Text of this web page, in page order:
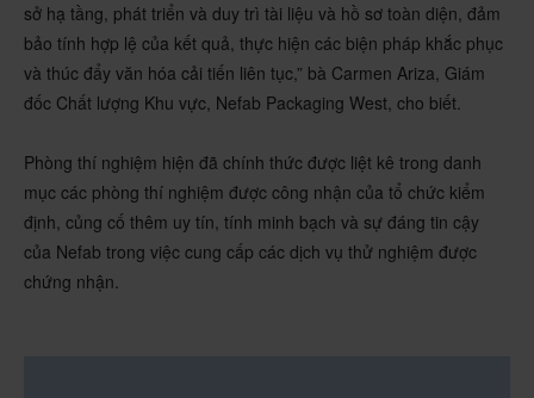
sở hạ tầng, phát triển và duy trì tài liệu và hồ sơ toàn diện, đảm
bảo tính hợp lệ của kết quả, thực hiện các biện pháp khắc phục
và thúc đẩy văn hóa cải tiến liên tục,” bà Carmen Ariza, Giám
đốc Chất lượng Khu vực, Nefab Packaging West, cho biết.
Phòng thí nghiệm hiện đã chính thức được liệt kê trong danh
mục các phòng thí nghiệm được công nhận của tổ chức kiểm
định, củng cố thêm uy tín, tính minh bạch và sự đáng tin cậy
của Nefab trong việc cung cấp các dịch vụ thử nghiệm được
chứng nhận.